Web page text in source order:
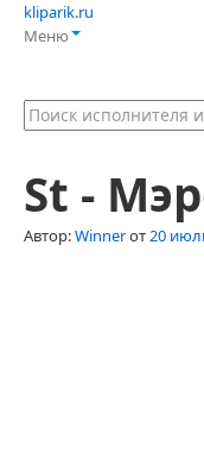
kliparik.ru
Меню
St -
Автор:Winnerот20